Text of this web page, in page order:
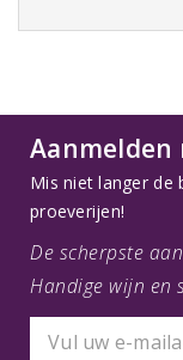
Mis niet langer de
proeverijen!
De scherpste
Handige wijn en